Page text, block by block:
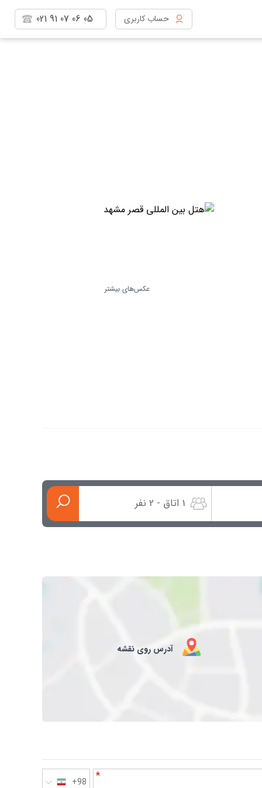
حساب کاربری 021 91 07 06 05
عکس‌های بیشتر
1 اتاق - 2 نفر
آدرس روی نقشه
+98 *